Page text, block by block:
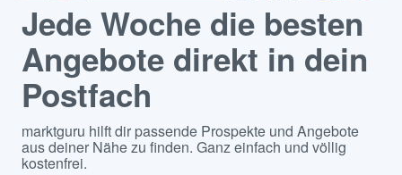
Jede Woche die besten
Angebote direkt in dein
Postfach
marktguru hilft dir passende Prospekte und Angebote
aus deiner Nähe zu finden. Ganz einfach und völlig
kostenfrei.